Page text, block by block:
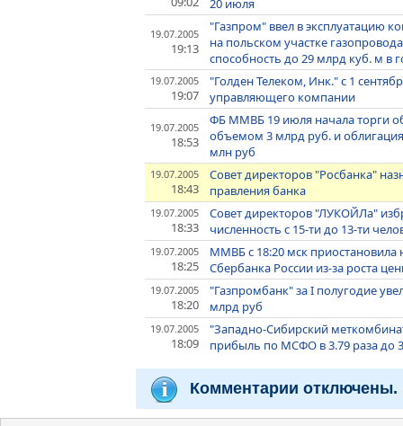
20 июля
19.07.2005
19:13
"Газпром" ввел в эксплуатацию
на польском участке
способность до 29 млрд куб. м в
19.07.2005
19:07
"Голден Телеком, Инк." с 1
управляющего компании
19.07.2005
18:53
ФБ ММВБ 19 июля начала торги
объемом 3 млрд руб. и
млн руб
19.07.2005
18:43
Совет директоров "Росбанка"
правления банка
19.07.2005
18:33
Совет директоров "ЛУКОЙЛа"
численность с 15-ти до 13-ти
19.07.2005
18:25
ММВБ c 18:20 мск
Сбербанка России из-за роста
19.07.2005
18:20
"Газпромбанк" за I полугодие
млрд руб
19.07.2005
18:09
"Западно-Сибирский
прибыль по МСФО в 3.79 раза до
Комментарии отключены.